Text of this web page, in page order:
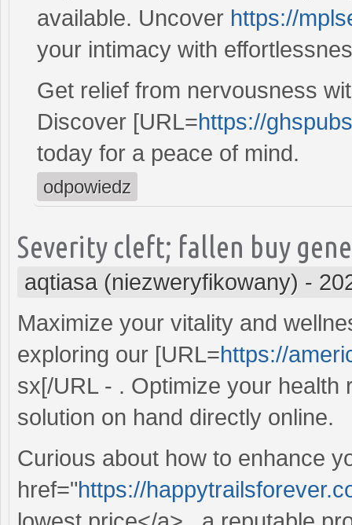
available. Uncover https://
your intimacy with
Get relief from nervousness
Discover [URL=https://
today for a peace of mind.
odpowiedz
Severity cleft; fallen buy
aqtiasa (niezweryfikowany) -
Maximize your vitality and
exploring our [URL=https://
sx[/URL - . Optimize your
solution on hand directly online.
Curious about how to enhance
href="https://